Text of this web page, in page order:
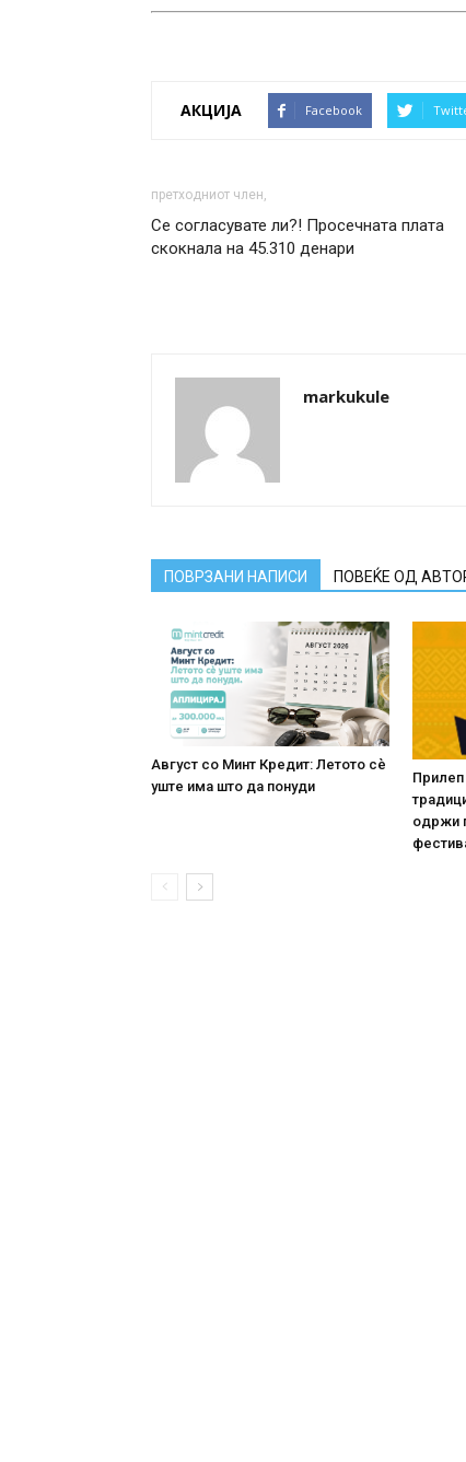
АКЦИЈА Facebook
претходниот член,
Се согласувате ли?! Просечната плата
скокнала на 45.310 денари
markukule
ПОВРЗАНИ НАПИСИ ПОВЕЌЕ ОД
Август со Минт Кредит: Летото сè
уште има што да понуди
одржи